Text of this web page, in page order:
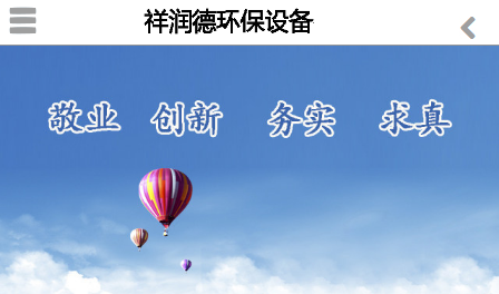
首页
公司简介
产品中心
布袋除尘器